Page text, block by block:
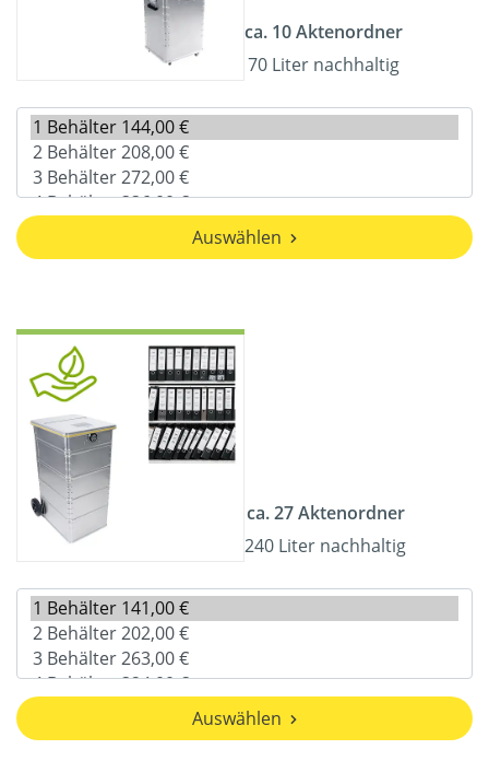
ca. 10 Aktenordner
70 Liter nachhaltig
Auswählen
ca. 27 Aktenordner
240 Liter nachhaltig
Auswählen